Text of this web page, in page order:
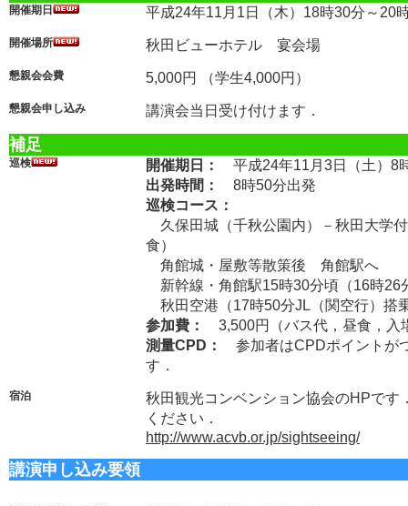
開催期日 平成24年11月1日（木）18時30分～20
開催場所 秋田ビューホテル 宴会場
懇親会会費 5,000円 （学生4,000円）
懇親会申し込み 講演会当日受け付けます．
補足
巡検 開催期日：
平成24年11月3日（土）8
出発時間：
8時50分出発
巡検コース：
久保田城（千秋公園内）－秋田大学
食）
角館城・屋敷等散策後 角館駅へ
新幹線・角館駅15時30分頃（16時26
秋田空港（17時50分JL（関空行）搭
参加費：
3,500円（バス代，昼食，入
測量CPD：
参加者はCPDポイントが
す．
宿泊
秋田観光コンベンション協会のHPです
ください．
http://www.acvb.or.jp/sightseeing/
講演申し込み要領